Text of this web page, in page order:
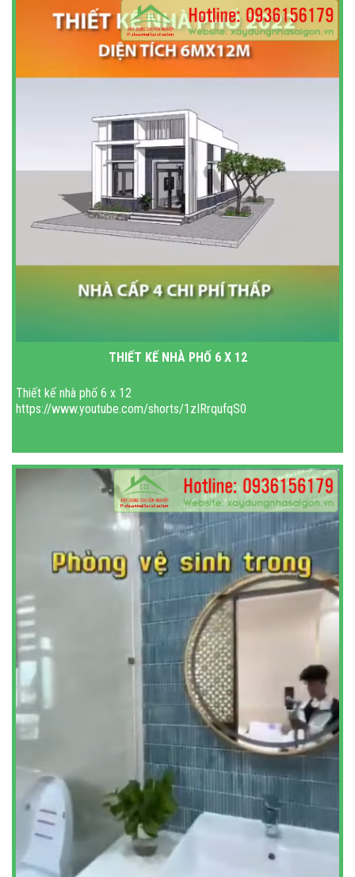
THIẾT KẾ NHÀ PHỐ 6 X 12
Thiết kế nhà phố 6 x 12
https://www.youtube.com/shorts/1zIRrqufqS0